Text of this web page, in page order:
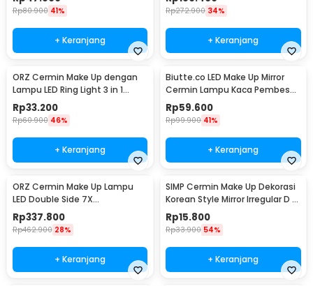
Rp80.900 41%
+ Keranjang
Rp272.900 34%
+ Keranjang
ORZ Cermin Make Up dengan
Lampu LED Ring Light 3 in 1
Color - HZJ-033
Rp33.200
Rp60.900 46%
+ Keranjang
Biutte.co LED Make Up Mirror
Cermin Lampu Kaca Pembesar
10X - CY026
Rp59.600
Rp99.900 41%
+ Keranjang
ORZ Cermin Make Up Lampu
LED Double Side 7X
Magnification Rechargeable -
WM01
Rp337.800
Rp462.900 28%
+ Keranjang
SIMP Cermin Make Up Dekorasi
Korean Style Mirror Irregular D -
SI217
Rp15.800
Rp33.900 54%
+ Keranjang